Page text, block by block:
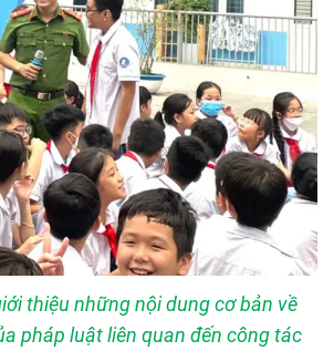
thiệu những nội dung cơ bản về
pháp luật liên quan đến công tác